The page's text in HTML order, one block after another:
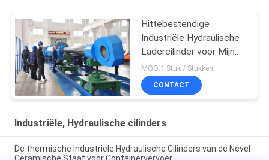
Hittebestendige
Industriële Hydraulische
Ladercilinder voor Mijn
Gravende Machines
MOQ:1 Stuk / Stukken
CONTACT
Industriële, Hydraulische cilinders
De thermische Industriële Hydraulische Cilinders van de Nevel